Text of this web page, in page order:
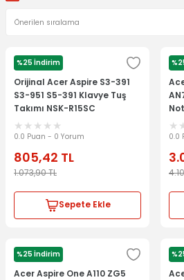
%25 İndirim
ACER
Orijinal Acer Aspire S3-391
S3-951 S5-391 Klavye Tuş
Takımı NSK-R15SC
9Z.N7WSC.50T
0.0 Puan - 0 Yorum
805,42 TL
1.073,90TL
Sepete Ekle
0.0
%25 İndirim
ACER
Acer Aspire One A110 ZG5